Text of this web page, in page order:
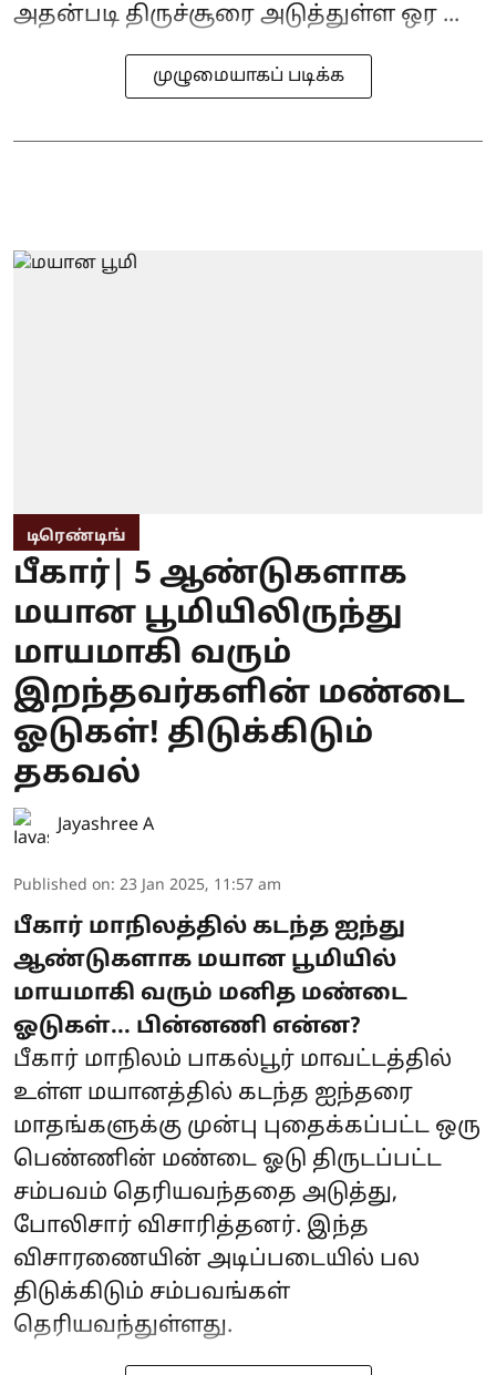
அதன்படி திருச்சூரை அடுத்துள்ள ஒர ...
முழுமையாகப் படிக்க
டிரெண்டிங்
பீகார்| 5 ஆண்டுகளாக
மயான பூமியிலிருந்து
மாயமாகி வரும்
இறந்தவர்களின் மண்டை
ஓடுகள்! திடுக்கிடும்
தகவல்
Jayashree A
Published on: 23 Jan 2025, 11:57 am
பீகார் மாநிலத்தில் கடந்த ஐந்து
ஆண்டுகளாக மயான பூமியில்
மாயமாகி வரும் மனித மண்டை
ஓடுகள்... பின்னணி என்ன?
பீகார் மாநிலம் பாகல்பூர் மாவட்டத்தில்
உள்ள மயானத்தில் கடந்த ஐந்தரை
மாதங்களுக்கு முன்பு புதைக்கப்பட்ட ஒரு
பெண்ணின் மண்டை ஓடு திருடப்பட்ட
சம்பவம் தெரியவந்ததை அடுத்து,
போலிசார் விசாரித்தனர். இந்த
விசாரணையின் அடிப்படையில் பல
திடுக்கிடும் சம்பவங்கள்
தெரியவந்துள்ளது.